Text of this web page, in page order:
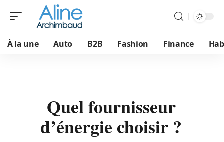
À la une Auto B2B Fashion Finance
Quel fournisseur
d’énergie choisir ?